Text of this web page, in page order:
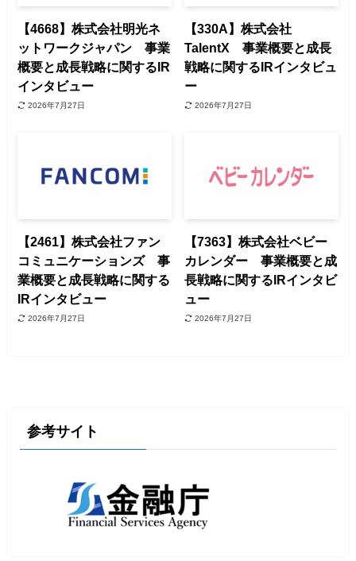
【4668】株式会社明光ネ
ットワークジャパン 事業
概要と成長戦略に関するIR
インタビュー
2026年7月27日
【330A】株式会社
TalentX 事業概要と成長
戦略に関するIRインタビュ
ー
2026年7月27日
【2461】株式会社ファン
コミュニケーションズ 事
業概要と成長戦略に関する
IRインタビュー
2026年7月27日
【7363】株式会社ベビー
カレンダー 事業概要と成
長戦略に関するIRインタビ
ュー
2026年7月27日
参考サイト